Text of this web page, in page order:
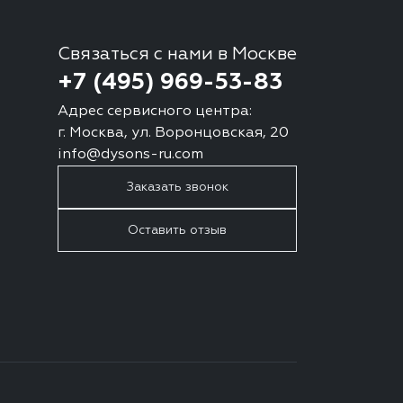
Связаться с нами в Москве
+7 (495) 969-53-83
Адрес сервисного центра:
г. Москва, ул. Воронцовская, 20
info@dysons-ru.com
Заказать звонок
Оставить отзыв